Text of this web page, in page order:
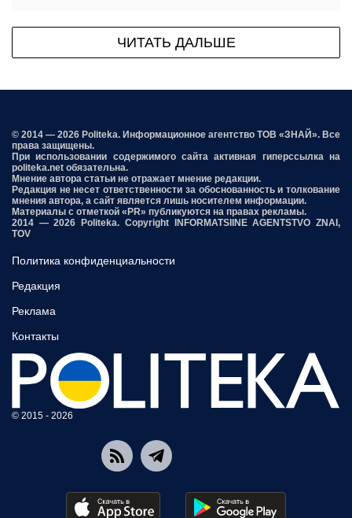
ЧИТАТЬ ДАЛЬШЕ
© 2014 — 2026 Politeka. Информационное агентство ТОВ «ЗНАЙ». Все
права защищены.
При использовании содержимого сайта активная гиперссылка на
politeka.net обязательна.
Мнение автора статьи не отражает мнение редакции.
Редакция не несет ответственности за обоснованность и толкование
мнения автора, а сайт является лишь носителем информации.
Материалы с отметкой «PR» публикуются на правах рекламы.
2014 — 2026 Politeka. Copyright INFORMATSIINE AGENTSTVO ZNAI,
TOV
Политика конфиденциальности
Редакция
Реклама
Контакты
© 2015 - 2026